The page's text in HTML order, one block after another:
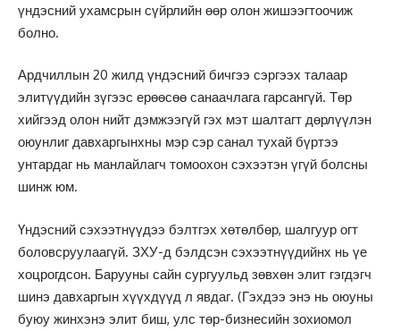
үндэсний ухамсрын сүйрлийн өөр олон жишээгтоочиж
болно.
Ардчиллын 20 жилд үндэсний бичгээ сэргээх талаар
элитүүдийн зүгээс ерөөсөө санаачлага гарсангүй. Төр
хийгээд олон нийт дэмжээгүй гэх мэт шалтагт дөрлүүлэн
оюунлиг давхаргынхны мэр сэр санал тухай бүртээ
унтардаг нь манлайлагч томоохон сэхээтэн үгүй болсны
шинж юм.
Үндэсний сэхээтнүүдээ бэлтгэх хөтөлбөр, шалгуур огт
боловсруулаагүй. ЗХУ-д бэлдсэн сэхээтнүүдийнх нь үе
хоцрогдсон. Барууны сайн сургуульд зөвхөн элит гэгдэгч
шинэ давхаргын хүүхдүүд л явдаг. (Гэхдээ энэ нь оюуны
буюу жинхэнэ элит биш, улс төр-бизнесийн зохиомол